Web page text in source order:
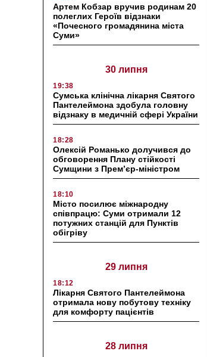
Артем Кобзар вручив родинам 20
полеглих Героїв відзнаки
«Почесного громадянина міста
Суми»
30 липня
19:38
Сумська клінічна лікарня Святого
Пантелеймона здобула головну
відзнаку в медичній сфері України
18:28
Олексій Романько долучився до
обговорення Плану стійкості
Сумщини з Прем’єр-міністром
18:10
Місто посилює міжнародну
співпрацю: Суми отримали 12
потужних станцій для Пунктів
обігріву
29 липня
18:12
Лікарня Святого Пантелеймона
отримала нову побутову техніку
для комфорту пацієнтів
28 липня